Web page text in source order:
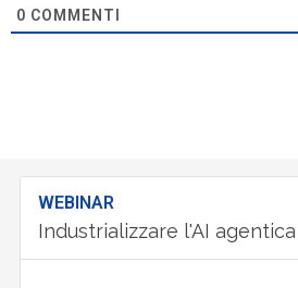
0 COMMENTI
WEBINAR
Industrializzare l'AI